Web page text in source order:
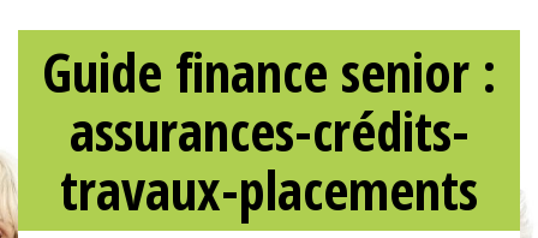
Guide finance senior :
assurances-crédits-
travaux-placements